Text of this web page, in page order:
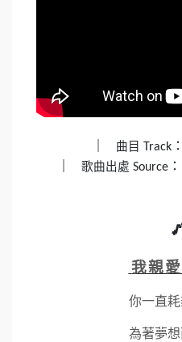
曲目 Track ：
歌曲出處 Source：
我親
你一直耗
為著夢想